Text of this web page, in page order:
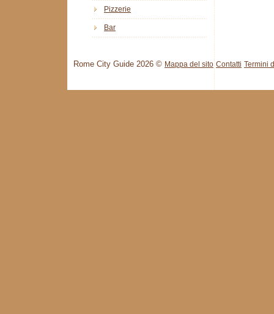
Pizzerie
Bar
Rome City Guide 2026 © Mappa del sito Contatti Termini